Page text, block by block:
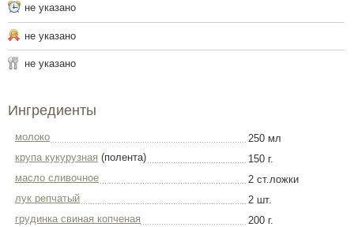
не указано
не указано
не указано
Ингредиенты
молоко
250 мл
крупа кукурузная (полента)
150 г.
масло сливочное
2 ст.ложки
лук репчатый
2 шт.
грудинка свиная копченая
200 г.